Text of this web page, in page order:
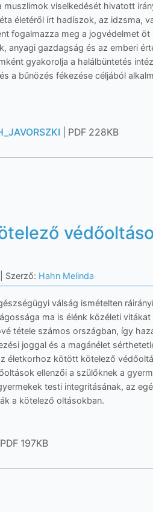
viselkedését hivatott
életéről írt hadíszok, az idzsma,
fogalmazza meg a jogvédelmet öt
anyagi gazdagság és az emberi
gyakorolja a halálbüntetés
a bűnözés fékezése céljából
| PDF 228KB
| Szerző: Hahn Melinda
válság ismételten
ma is élénk közéleti
tétele számos országban, így
joggal és a magánélet
életkorhoz kötött kötelező
ellenzői a szülőknek a
testi integritásának, az
a kötelező oltásokban.
| PDF 197KB